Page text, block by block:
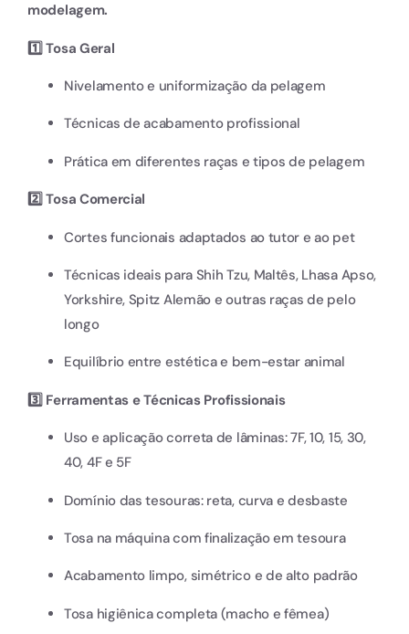
modelagem.
1️⃣ Tosa Geral
Nivelamento e uniformização da pelagem
Técnicas de acabamento profissional
Prática em diferentes raças e tipos de pelagem
2️⃣ Tosa Comercial
Cortes funcionais adaptados ao tutor e ao pet
Técnicas ideais para Shih Tzu, Maltês, Lhasa Apso,
Yorkshire, Spitz Alemão e outras raças de pelo
longo
Equilíbrio entre estética e bem-estar animal
3️⃣ Ferramentas e Técnicas Profissionais
Uso e aplicação correta de lâminas: 7F, 10, 15, 30,
40, 4F e 5F
Domínio das tesouras: reta, curva e desbaste
Tosa na máquina com finalização em tesoura
Acabamento limpo, simétrico e de alto padrão
Tosa higiênica completa (macho e fêmea)